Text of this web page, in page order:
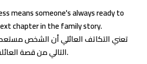
means someone's always ready to
chapter in the family story.
تعني التكاتف العائلي أن الشخص مستعد
التالي من قصة العائلة.